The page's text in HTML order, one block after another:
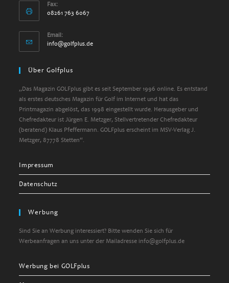
Fax:
08261 763 6067
Email:
info@golfplus.deOpens
Über Golfplus
„Das Magazin GOLFplus gibt es seit September 1996 online. Es entstand
als erstes deutsches Magazin für Golf im Internet und hat das
Printmagazin abgelöst, das 1998 eingestellt wurde. Herausgeber und
Chefredakteur ist Jürgen E. Metzger, Stellvertretender Chefredakteur
(beratend) Klaus Pfeffermann. GOLFplus erscheint im MSV-Verlag J.
Metzger, 87778 Stetten“.
Impressum
Datenschutz
Werbung
Sind Sie an Werbung interessiert? Bitte wenden Sie sich für
Werbeanfragen an uns unter der Mailadresse info@golfplus.de
Werbung bei GOLFplus